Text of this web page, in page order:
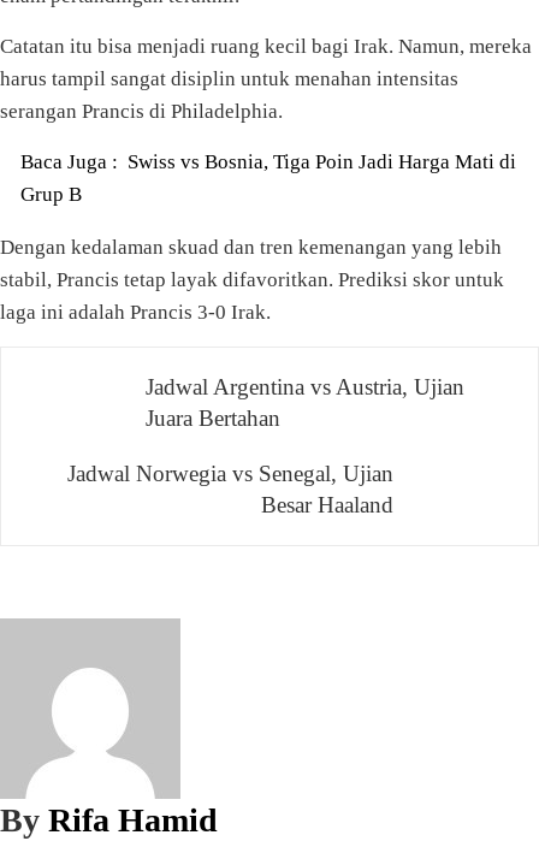
Catatan itu bisa menjadi ruang kecil bagi Irak. Namun, mereka
harus tampil sangat disiplin untuk menahan intensitas
serangan Prancis di Philadelphia.
Baca Juga : Swiss vs Bosnia, Tiga Poin Jadi Harga Mati di
Grup B
Dengan kedalaman skuad dan tren kemenangan yang lebih
stabil, Prancis tetap layak difavoritkan. Prediksi skor untuk
laga ini adalah Prancis 3-0 Irak.
NavigasiJadwal Argentina vs Austria, Ujian
Juara Bertahan
Jadwal Norwegia vs Senegal, Ujian
Besar Haaland
By Rifa Hamid